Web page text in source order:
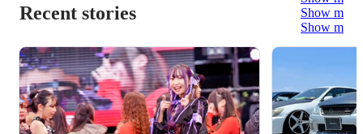
Recent stories
Show more
Show more